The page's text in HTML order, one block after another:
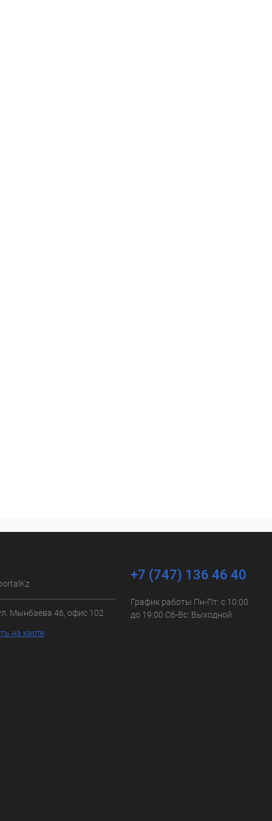
Мынбаева 46, офис 102
на карте
+7 (747) 136 46 40
График работы Пн-Пт: с 10:00
до 19:00 Сб-Вс: Выходной